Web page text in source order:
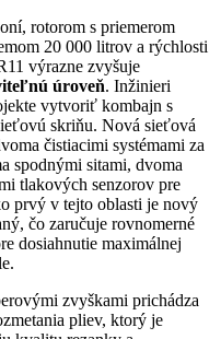
rotorom s priemerom
20 000 litrov a rýchlosti
výrazne zvyšuje
úroveň. Inžinieri
vytvoriť kombajn s
skriňu. Nová sieťová
čistiacimi systémami za
spodnými sitami, dvoma
tlakových senzorov pre
prvý v tejto oblasti je nový
čo zaručuje rovnomerné
dosiahnutie maximálnej
zvyškami prichádza
pliev, ktorý je